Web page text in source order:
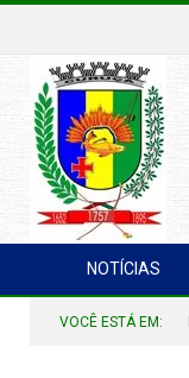
NOTÍCIAS
VOCÊ ESTÁ EM: